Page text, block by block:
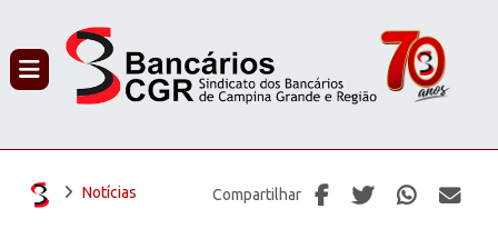
Notícias Compartilhar